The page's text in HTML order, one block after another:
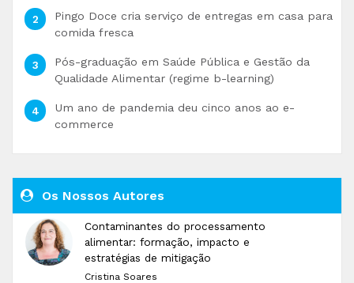
Pingo Doce cria serviço de entregas em casa para
comida fresca
Pós-graduação em Saúde Pública e Gestão da
Qualidade Alimentar (regime b-learning)
Um ano de pandemia deu cinco anos ao e-
commerce
Os Nossos Autores
Contaminantes do processamento
alimentar: formação, impacto e
estratégias de mitigação
Cristina Soares